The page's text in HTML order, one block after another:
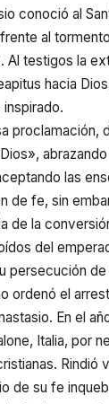
conoció al
al
Al testigos la
hacia
proclamación,
las
de fe, sin
de la
del
persecución de
ordenó el
En el
Italia, por
Rindió
de su fe